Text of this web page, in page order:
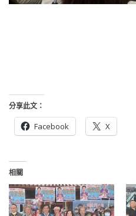
分享此文：
Facebook X
相關